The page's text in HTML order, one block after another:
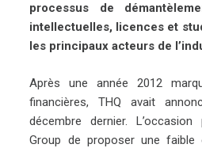
processus de
intellectuelles, licences et
les principaux acteurs de
Après une année 2012
financières, THQ avait
décembre dernier.
Group de proposer une